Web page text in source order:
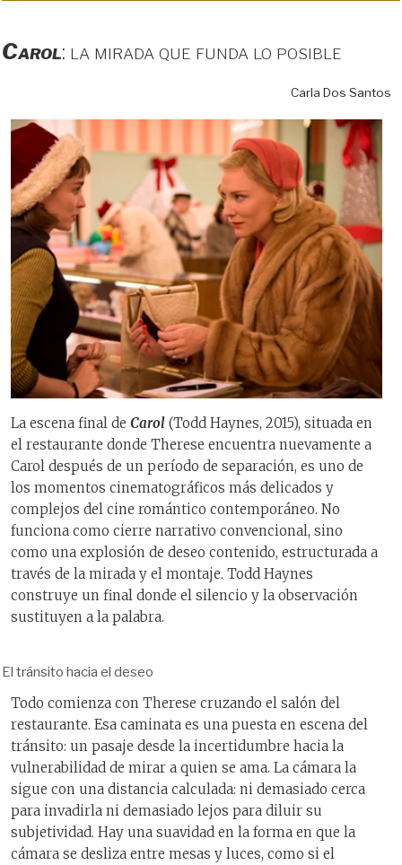
Carol: la mirada que funda lo posible
Carla Dos Santos
La escena final de Carol (Todd Haynes, 2015), situada en
el restaurante donde Therese encuentra nuevamente a
Carol después de un período de separación, es uno de
los momentos cinematográficos más delicados y
complejos del cine romántico contemporáneo. No
funciona como cierre narrativo convencional, sino
como una explosión de deseo contenido, estructurada a
través de la mirada y el montaje. Todd Haynes
construye un final donde el silencio y la observación
sustituyen a la palabra.
El tránsito hacia el deseo
Todo comienza con Therese cruzando el salón del
restaurante. Esa caminata es una puesta en escena del
tránsito: un pasaje desde la incertidumbre hacia la
vulnerabilidad de mirar a quien se ama. La cámara la
sigue con una distancia calculada: ni demasiado cerca
para invadirla ni demasiado lejos para diluir su
subjetividad. Hay una suavidad en la forma en que la
cámara se desliza entre mesas y luces, como si el